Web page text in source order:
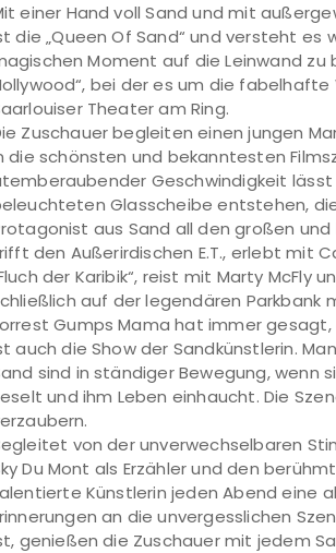
einer Hand voll Sand und mit
die „Queen Of Sand“ und versteht es
Moment auf die Leinwand zu
bei der es um die
Theater am Ring.
Zuschauer begleiten einen jungen
die schönsten und bekanntesten
Geschwindigkeit lässt
Glasscheibe entstehen,
aus Sand all den großen und
den Außerirdischen E.T., erlebt mit
der Karibik“, reist mit Marty McFly
auf der legendären Parkbank
Gumps Mama hat immer
auch die Show der Sandkünstlerin.
sind in ständiger Bewegung, wenn
und ihm Leben einhaucht. Die
von der unverwechselbaren
Du Mont als Erzähler und den
Künstlerin jeden Abend eine
an die unvergesslichen
genießen die Zuschauer mit jedem